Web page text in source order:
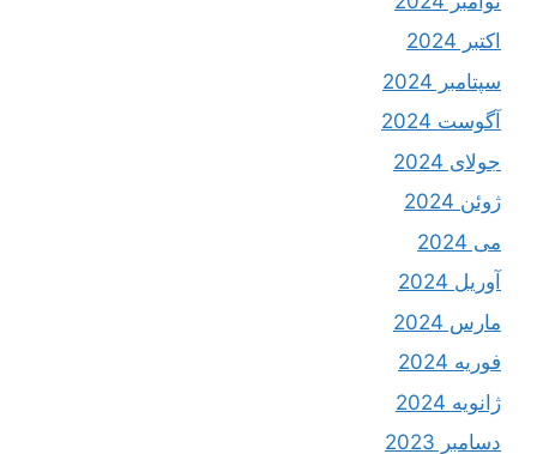
اکتبر 2024
سپتامبر 2024
آگوست 2024
جولای 2024
ژوئن 2024
می 2024
آوریل 2024
مارس 2024
فوریه 2024
ژانویه 2024
دسامبر 2023